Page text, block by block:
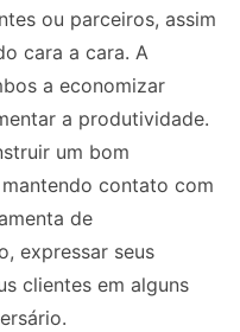
ou parceiros, assim
cara a cara. A
a economizar
a produtividade.
um bom
contato com
de
expressar seus
clientes em alguns